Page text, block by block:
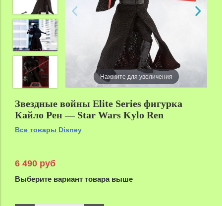
Нажмите для увеличения
Звездные войны Elite Series фигурка
Кайло Рен — Star Wars Kylo Ren
Все товары Disney
6 490 руб
Выберите вариант товара выше